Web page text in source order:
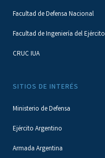
Facultad de Defensa Nacional
Facultad de Ingeniería del Ejército
CRUC IUA
SITIOS DE INTERÉS
Ministerio de Defensa
Ejército Argentino
Armada Argentina